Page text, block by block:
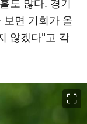
도 많다. 경기
보면 기회가 올
않겠다"고 각